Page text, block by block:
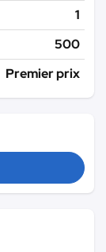
1
500
Premier prix